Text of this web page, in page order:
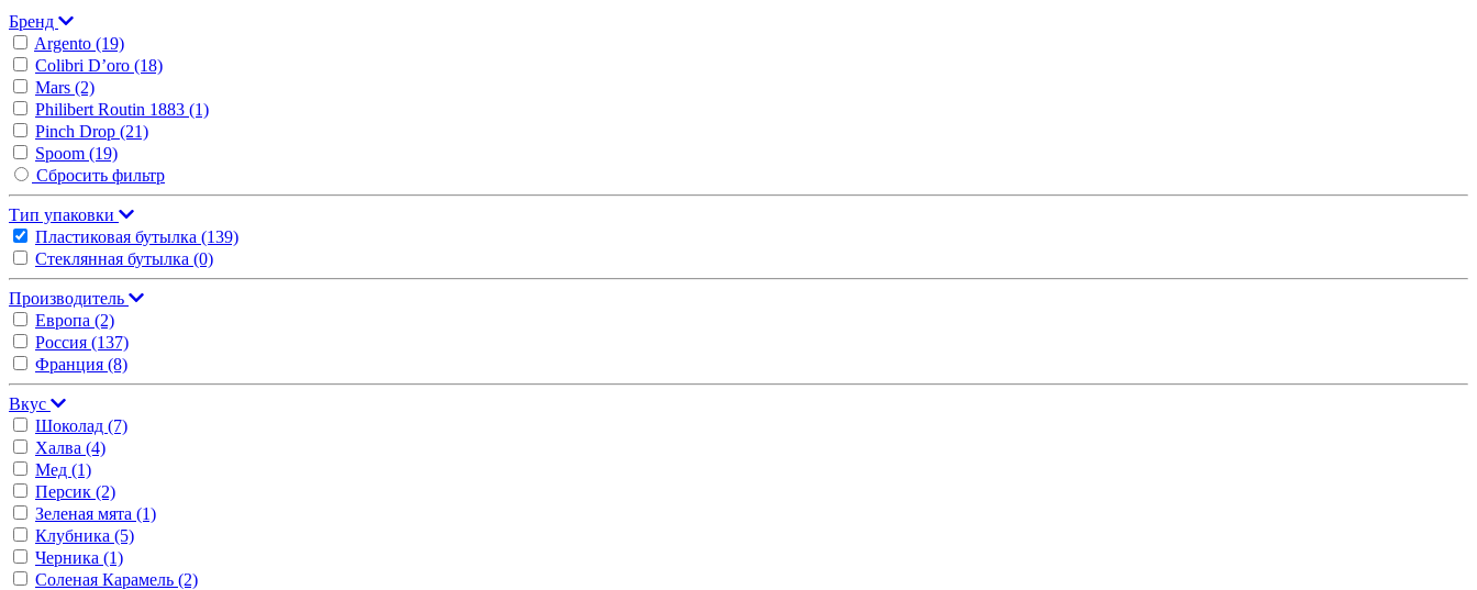
Бренд
Argento (19)
Colibri D’oro (18)
Mars (2)
Philibert Routin 1883 (1)
Pinch Drop (21)
Spoom (19)
Сбросить фильтр
Тип упаковки
Пластиковая бутылка (139)
Стеклянная бутылка (0)
Производитель
Европа (2)
Россия (137)
Франция (8)
Вкус
Шоколад (7)
Халва (4)
Мед (1)
Персик (2)
Зеленая мята (1)
Клубника (5)
Черника (1)
Соленая Карамель (2)